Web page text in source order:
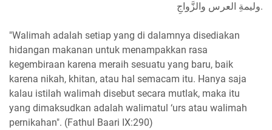
وليمةِ العرس والزَّواجِ.
"Walimah adalah setiap yang di dalamnya disediakan
hidangan makanan untuk menampakkan rasa
kegembiraan karena meraih sesuatu yang baru, baik
karena nikah, khitan, atau hal semacam itu. Hanya saja
kalau istilah walimah disebut secara mutlak, maka itu
yang dimaksudkan adalah walimatul ‘urs atau walimah
pernikahan". (Fathul Baari IX:290)